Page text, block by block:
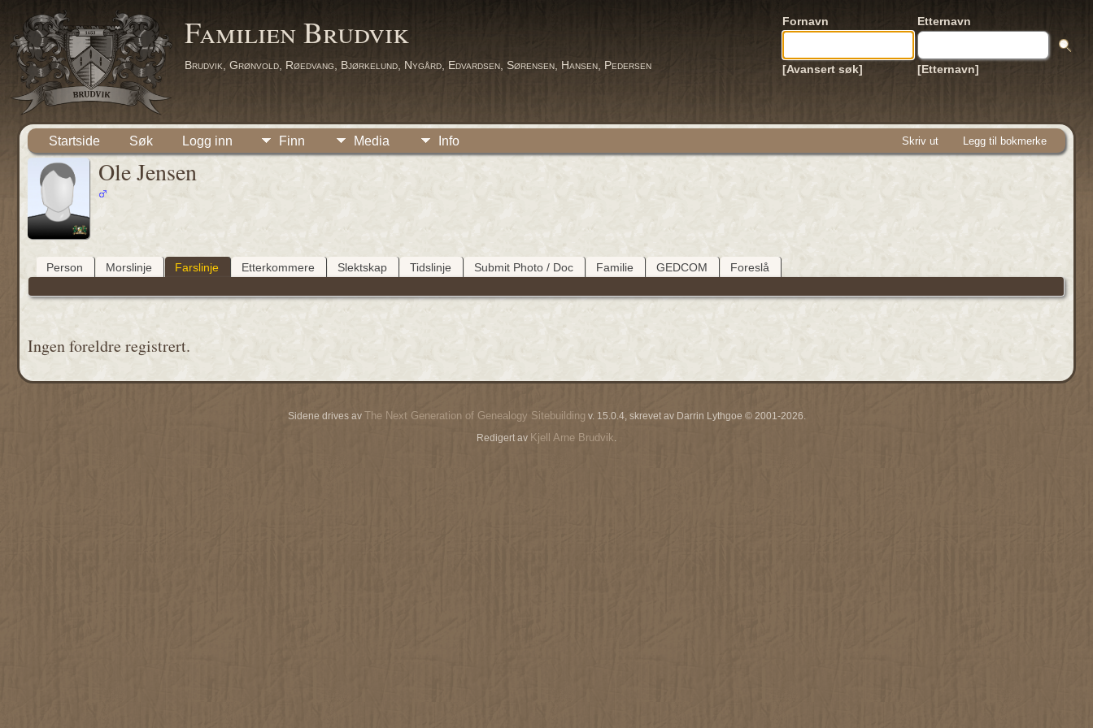
Familien Brudvik
Brudvik, Grønvold, Røedvang, Bjørkelund, Nygård, Edvardsen, Sørensen, Hansen, Pedersen
Fornavn Etternavn
[Avansert søk] [Etternavn]
Startside Søk Logg inn Finn Media Info Skriv ut Legg til bokmerke
Ole Jensen
Person Morslinje Farslinje Etterkommere Slektskap Tidslinje Submit Photo / Doc Familie GEDCOM Foreslå
Ingen foreldre registrert.
Sidene drives av The Next Generation of Genealogy Sitebuilding v. 15.0.4, skrevet av Darrin Lythgoe © 2001-2026.
Redigert av Kjell Arne Brudvik.